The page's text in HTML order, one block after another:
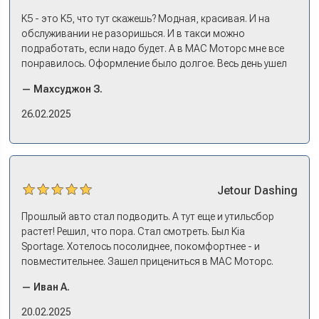
трейд-ин быстрый. Камри пригнал, сдал, Сонату
выбрали, оформили все, кредит, договор, страховку. На
все про все несколько дней: зайти узнать, приехать
оформляться, забрать машину на выдаче.
K5 - это K5, что тут скажешь? Модная, красивая. И на
обслуживании не разоришься. И в такси можно
подработать, если надо будет. А в МАС Моторс мне все
понравилось. Оформление было долгое. Весь день ушел
в документах порядок. И кредит дали без проблем. И
еще ОСАГО и КАСКО оформили. Зато на выдаче такие
— Махсуджон З.
26.02.2025
Jetour Dashing
Прошлый авто стал подводить. А тут еще и утильсбор
растет! Решил, что пора. Стал смотреть. Был Kia
Sportage. Хотелось посолиднее, покомфортнее - и
повместительнее. Зашел прицениться в МАС Моторс.
и прям мое! Даже не скажешь, что «китаец». Прям не
вылезая из него и порешали. Спортэйдж в трейд-ин
— Иван А.
20.02.2025